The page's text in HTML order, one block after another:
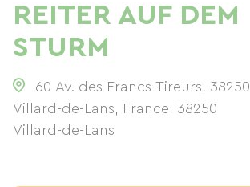
REITER AUF DEM
STURM
60 Av. des Francs-Tireurs, 38250
Villard-de-Lans, France, 38250
Villard-de-Lans